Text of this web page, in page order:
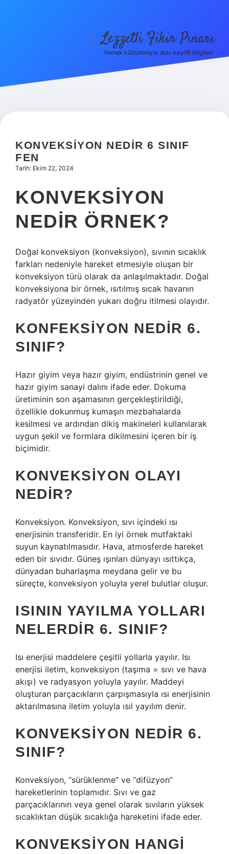
Hakkımızda
menüyüLezzetli Fikir Pınarı
Yemek kültürleriyle dolu keyifli bilgiler!
KONVEKSIYON NEDIR 6 SINIF
FEN
Tarih: Ekim 22, 2024
KONVEKSIYON
NEDIR ÖRNEK?
Doğal konveksiyon (konveksiyon), sıvının sıcaklık
farkları nedeniyle hareket etmesiyle oluşan bir
konveksiyon türü olarak da anlaşılmaktadır. Doğal
konveksiyona bir örnek, ısıtılmış sıcak havanın
radyatör yüzeyinden yukarı doğru itilmesi olayıdır.
KONFEKSIYON NEDIR 6.
SINIF?
Hazır giyim veya hazır giyim, endüstrinin genel ve
hazır giyim sanayi dalını ifade eder. Dokuma
üretiminin son aşamasının gerçekleştirildiği,
özellikle dokunmuş kumaşın mezbahalarda
kesilmesi ve ardından dikiş makineleri kullanılarak
uygun şekil ve formlara dikilmesini içeren bir iş
biçimidir.
KONVEKSIYON OLAYI
NEDIR?
Konveksiyon. Konveksiyon, sıvı içindeki ısı
enerjisinin transferidir. En iyi örnek mutfaktaki
suyun kaynatılmasıdır. Hava, atmosferde hareket
eden bir sıvıdır. Güneş ışınları dünyayı ısıttıkça,
dünyadan buharlaşma meydana gelir ve bu
süreçte, konveksiyon yoluyla yerel bulutlar oluşur.
ISININ YAYILMA YOLLARI
NELERDIR 6. SINIF?
Isı enerjisi maddelere çeşitli yollarla yayılır. Isı
enerjisi iletim, konveksiyon (taşıma = sıvı ve hava
akışı) ve radyasyon yoluyla yayılır. Maddeyi
oluşturan parçacıkların çarpışmasıyla ısı enerjisinin
aktarılmasına iletim yoluyla ısıl yayılım denir.
KONVEKSIYON NEDIR 6.
SINIF?
Konveksiyon, “sürüklenme” ve “difüzyon”
hareketlerinin toplamıdır. Sıvı ve gaz
parçacıklarının veya genel olarak sıvıların yüksek
sıcaklıktan düşük sıcaklığa hareketini ifade eder.
KONVEKSIYON HANGI